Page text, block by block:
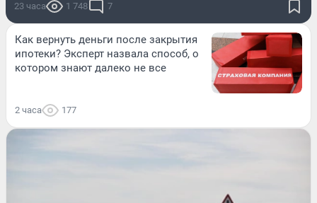
23 часа 1 748 7
Как вернуть деньги после закрытия
ипотеки? Эксперт назвала способ, о
котором знают далеко не все
2 часа 177